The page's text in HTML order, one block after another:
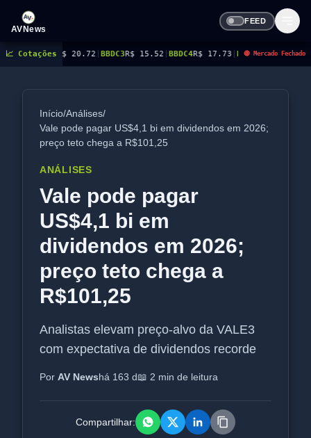
AVNews
FEED
📈 Cotações
R$ 20.72|BBDC3R$ 15.52|BBDC4R$ 17.73|BBSE3R$ 41.40|BEES3R$
🔴 Mercado Fechado
Início/Análises/
Vale pode pagar US$4,1 bi em dividendos em 2026;
preço teto chega a R$101,25
ANÁLISES
Vale pode pagar
US$4,1 bi em
dividendos em 2026;
preço teto chega a
R$101,25
Analistas elevam preço-alvo da VALE3
com expectativa de dividendos recorde
Por AV Newshá 163 d📖 2 min de leitura
Compartilhar: